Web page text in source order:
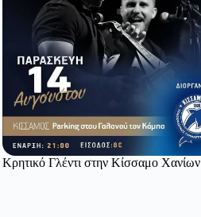
Κρητικό Γλέντι στην Κίσσαμο Χανίων